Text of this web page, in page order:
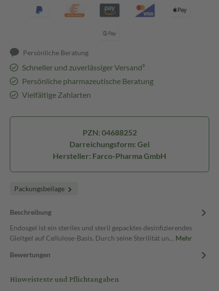
Persönliche Beratung
Schneller und zuverlässiger Versand³
Persönliche pharmazeutische Beratung
Vielfältige Zahlarten
PZN: 04688252
Darreichungsform: Gel
Hersteller: Farco-Pharma GmbH
Packungsbeilage
Beschreibung
Endosgel ist ein steriles und steril gepacktes desinfizierendes
Gleitgel auf Cellulose-Basis. Durch seine Sterilität un… Mehr
Bewertungen
Hinweistexte und Pflichtangaben